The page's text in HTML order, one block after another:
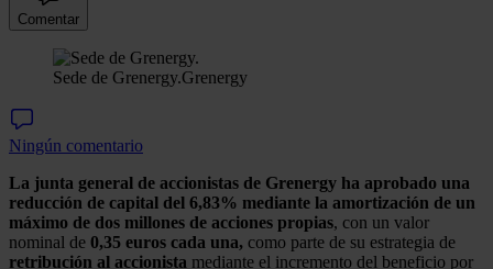
Comentar
Sede de Grenergy.Grenergy
Ningún comentario
La junta general de accionistas de Grenergy ha aprobado una
reducción de capital del 6,83% mediante la amortización de un
máximo de dos millones de acciones propias, con un valor
nominal de 0,35 euros cada una, como parte de su estrategia de
retribución al accionista mediante el incremento del beneficio por